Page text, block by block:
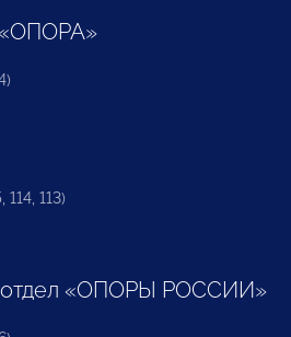
114, 113)
«ОПОРЫ РОССИИ»